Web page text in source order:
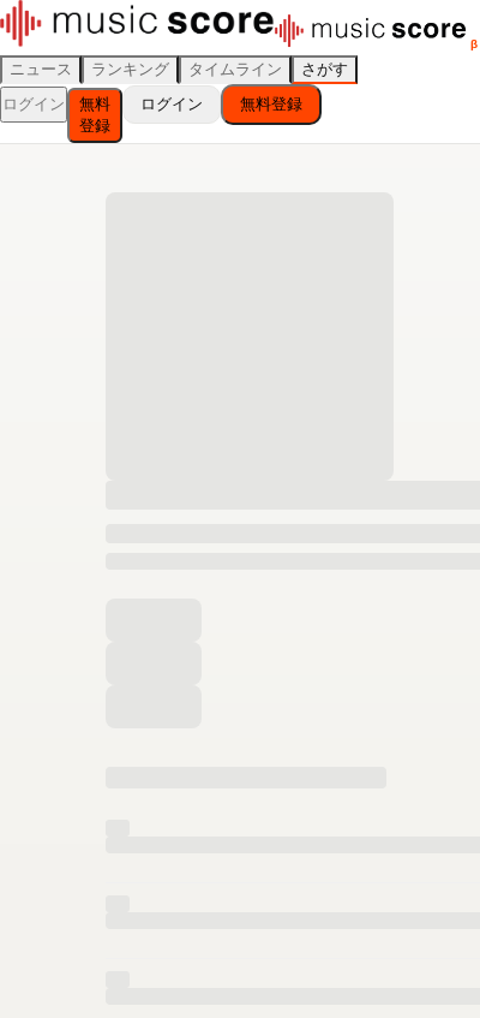
β
ニュース ランキング タイムライン
さがす
ログイン
無料
登録
ログイン 無料登録